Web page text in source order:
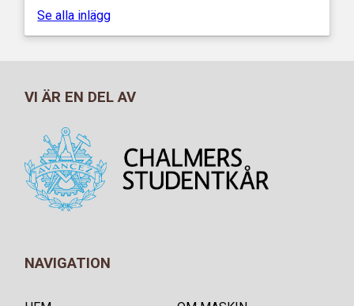
Se alla inlägg
VI ÄR EN DEL AV
NAVIGATION